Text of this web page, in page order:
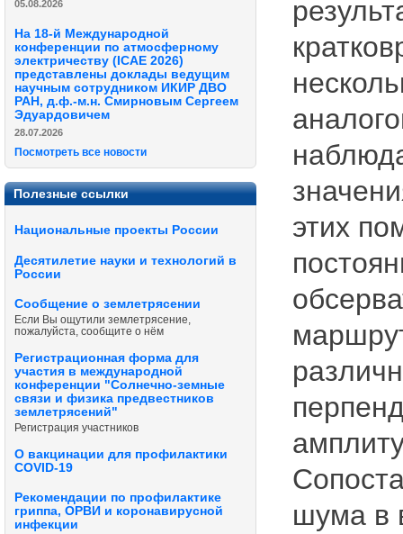
05.08.2026
На 18-й Международной
конференции по атмосферному
электричеству (ICAE 2026)
представлены доклады ведущим
научным сотрудником ИКИР ДВО
РАН, д.ф.-м.н. Смирновым Сергеем
Эдуардовичем
28.07.2026
Посмотреть все новости
Полезные ссылки
Национальные проекты России
Десятилетие науки и технологий в
России
Сообщение о землетрясении
Если Вы ощутили землетрясение,
пожалуйста, сообщите о нём
Регистрационная форма для
участия в международной
конференции "Солнечно-земные
связи и физика предвестников
землетрясений"
Регистрация участников
О вакцинации для профилактики
COVID-19
Рекомендации по профилактике
гриппа, ОРВИ и коронавирусной
инфекции
этих
шума в